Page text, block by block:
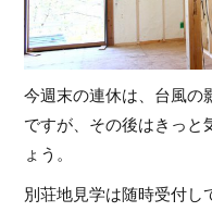
今週末の連休は、台風の
ですが、その後はきっと
ょう。
別荘地見学は随時受付し